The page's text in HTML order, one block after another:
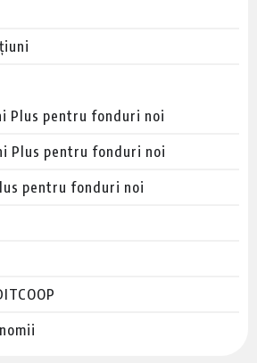
Plus pentru fonduri noi
Plus pentru fonduri noi
pentru fonduri noi